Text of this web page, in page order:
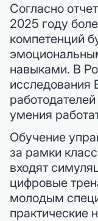
Согласно
2025 году
компетенций
навыками. В
умения
Обучение
за рамки
входят
цифровые
молодым
практические